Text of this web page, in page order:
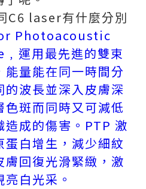
C6 laser有什麼分別
Photoacoustic
運用最先進的雙束
量能在同一時間分
波長並深入皮膚深
斑而同時又可減低
造成的傷害。PTP 激
白增生，減少細紋
回復光滑緊緻，激
白光采。